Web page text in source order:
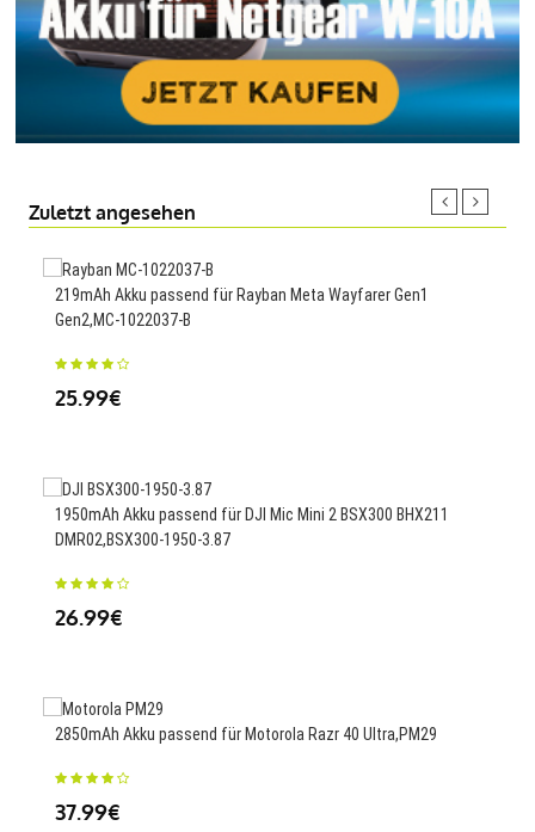
Zuletzt angesehen
219mAh Akku passend für Rayban Meta Wayfarer Gen1
Gen2,MC-1022037-B
25.99€
1950mAh Akku passend für DJI Mic Mini 2 BSX300 BHX211
DMR02,BSX300-1950-3.87
26.99€
2850mAh Akku passend für Motorola Razr 40 Ultra,PM29
37.99€